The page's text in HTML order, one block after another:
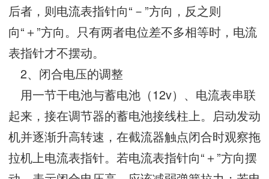
后者，则电流表指针向“－”方向，反之则
向“＋”方向。只有两者电位差不多相等时，电流
表指针才不摆动。
2、闭合电压的调整
用一节干电池与蓄电池（12v）、电流表串联
起来，接在调节器的蓄电池接线柱上。启动发动
机并逐渐升高转速，在截流器触点闭合时观察拖
拉机上电流表指针。若电流表指针向“＋”方向摆